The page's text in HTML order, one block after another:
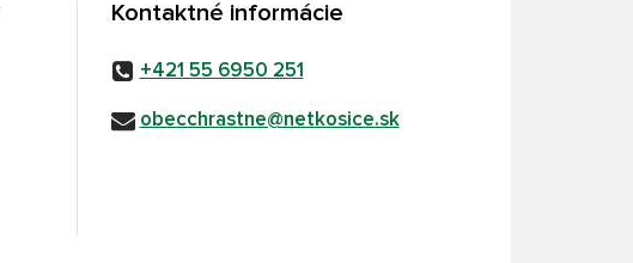
Kontaktné informácie
+421 55 6950 251
obecchrastne@netkosice.sk